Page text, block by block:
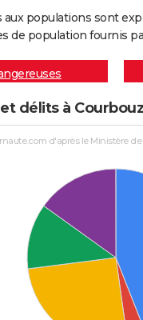
aux populations sont
de population fournis
délits à
d'après le Ministère